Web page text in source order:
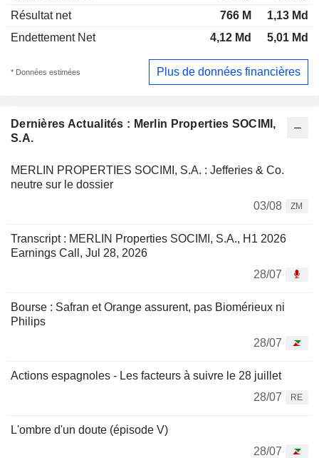
Dernières Actualités : Merlin Properties SOCIMI,
S.A.
MERLIN PROPERTIES SOCIMI, S.A. : Jefferies & Co.
neutre sur le dossier
03/08
ZM
Transcript : MERLIN Properties SOCIMI, S.A., H1 2026
Earnings Call, Jul 28, 2026
28/07
Bourse : Safran et Orange assurent, pas Biomérieux ni
Philips
28/07
Actions espagnoles - Les facteurs à suivre le 28 juillet
28/07
RE
L'ombre d'un doute (épisode V)
28/07
Résultat net
766 M
1,13 Md
Endettement Net
4,12 Md 5,01 Md
* Données estimées Plus de données financières